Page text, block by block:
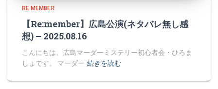
RE:MEMBER
【Re:member】広島公演(ネタバレ無し感
想) – 2025.08.16
こんにちは、広島マーダーミステリー初心者会・ひろま
しょです。 マーダー 続きを読む